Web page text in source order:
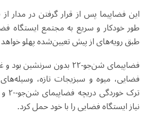
این فضاپیما پس از قرار گرفتن در مدار
طور خودکار و سریع به مجتمع
طبق رویه‌های از پیش تعیین‌شده پهلو
فضاپیمای شن‌جو-۲۲ بدون
فضایی، میوه و سبزیجات تازه، وسیله‌های
نیاز ایستگاه فضایی را با خود حمل ‌کرد.